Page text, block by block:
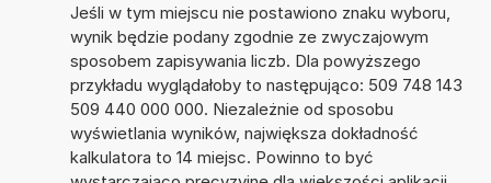
Jeśli w tym miejscu nie postawiono znaku wyboru,
wynik będzie podany zgodnie ze zwyczajowym
sposobem zapisywania liczb. Dla powyższego
przykładu wyglądałoby to następująco: 509 748 143
509 440 000 000. Niezależnie od sposobu
wyświetlania wyników, największa dokładność
kalkulatora to 14 miejsc. Powinno to być